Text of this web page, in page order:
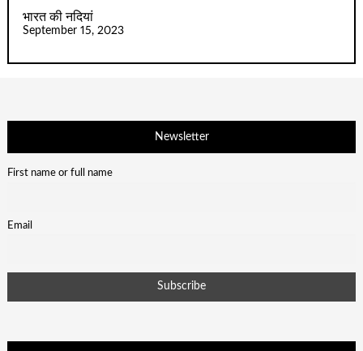
भारत की नदियां
September 15, 2023
Newsletter
First name or full name
Email